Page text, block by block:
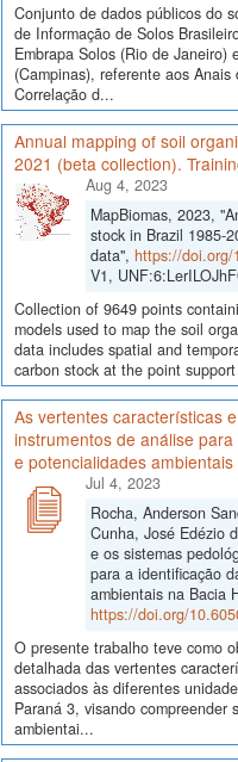
Conjunto de dados públicos do
de Informação de Solos
Embrapa Solos (Rio de Janeiro)
(Campinas), referente aos
Correlação d...
Annual mapping of soil
2021 (beta collection).
Aug 4, 2023
MapBiomas, 2023,
stock in Brazil 1985-
data", https://doi.org/
V1,
Collection of 9649 points
models used to map the soil
data includes spatial and
carbon stock at the point
As vertentes características
instrumentos de análise
e potencialidades
Jul 4, 2023
Rocha, Anderson
Cunha, José Edézio
e os sistemas
para a identificação
ambientais na Bacia
https://doi.org/
O presente trabalho teve como
detalhada das vertentes
associados às diferentes
Paraná 3, visando compreender
ambientai...